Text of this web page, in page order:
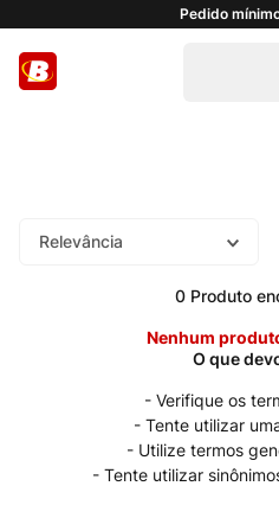
Pedido
Relevância
0 Produto
Nenhum
Verifique os
Tente utilizar
Utilize termos
Tente utilizar